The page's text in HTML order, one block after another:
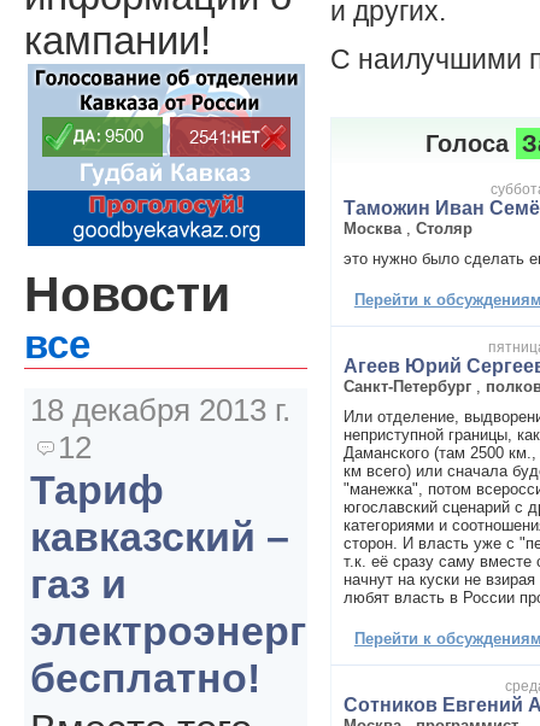
и других.
С наилучшими
Голоса
Таможин Иван
Москва
Столяр
это нужно было сделать
Перейти к
Агеев Юрий
Санкт-Петербург
Или отделение,
неприступной границы,
Даманского (там 2500
км всего) или сначала
"манежка", потом
югославский сценарий с
категориями и
сторон. И власть уже с
т.к. её сразу саму
начнут на куски не
любят власть в России
Перейти к
Сотников Евгений
кампании!
Новости
все
18 декабря 2013 г.
12
Тариф
кавказский –
газ и
электроэнергия
бесплатно!